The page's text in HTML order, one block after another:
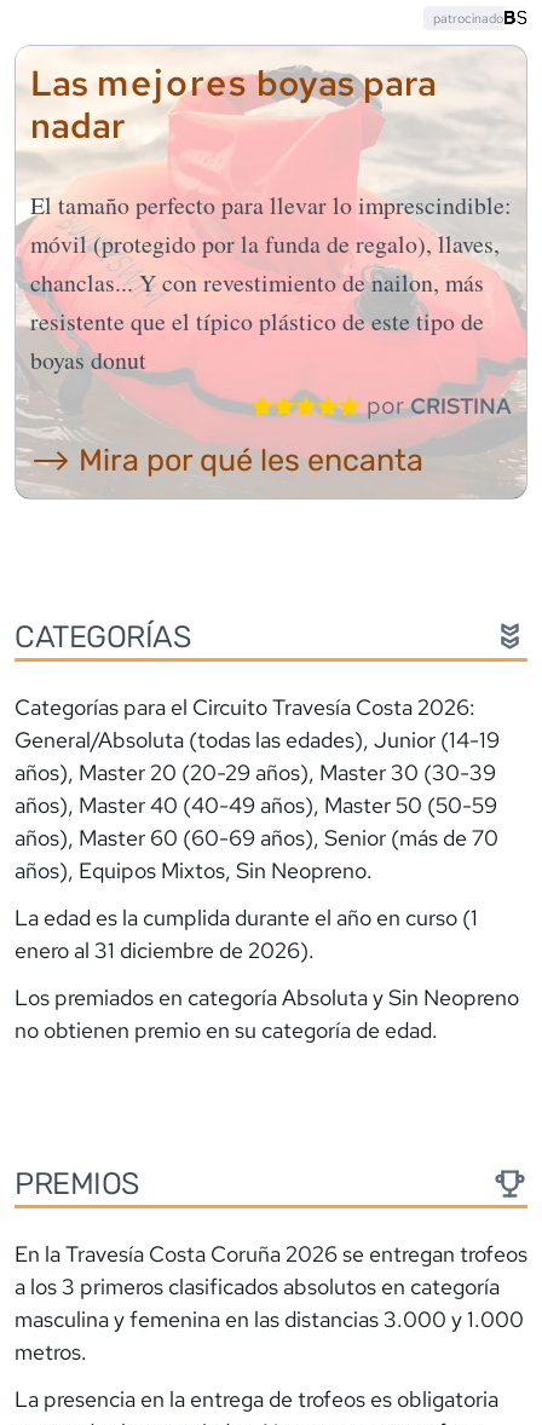
Las mejoresboyas para
nadar
El tamaño perfecto para llevar lo imprescindible:
móvil (protegido por la funda de regalo), llaves,
chanclas... Y con revestimiento de nailon, más
resistente que el típico plástico de este tipo de
boyas donut
porCRISTINA
⟶ Mira por qué les encanta
patrocinado
CATEGORÍAS
Categorías para el Circuito Travesía Costa 2026:
General/Absoluta (todas las edades), Junior (14-19
años), Master 20 (20-29 años), Master 30 (30-39
años), Master 40 (40-49 años), Master 50 (50-59
años), Master 60 (60-69 años), Senior (más de 70
años), Equipos Mixtos, Sin Neopreno.
La edad es la cumplida durante el año en curso (1
enero al 31 diciembre de 2026).
Los premiados en categoría Absoluta y Sin Neopreno
no obtienen premio en su categoría de edad.
PREMIOS
En la Travesía Costa Coruña 2026 se entregan trofeos
a los 3 primeros clasificados absolutos en categoría
masculina y femenina en las distancias 3.000 y 1.000
metros.
La presencia en la entrega de trofeos es obligatoria